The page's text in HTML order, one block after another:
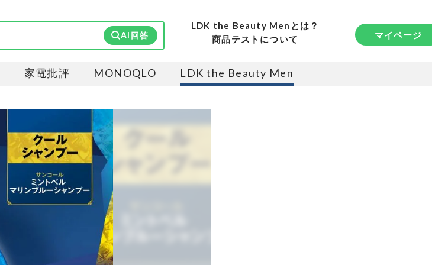
AI回答
LDK the Beauty Menとは？
商品テストについて
マイページ
家電批評 MONOQLO LDK the Beauty Men